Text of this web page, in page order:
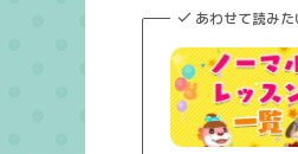
あわせて読みた